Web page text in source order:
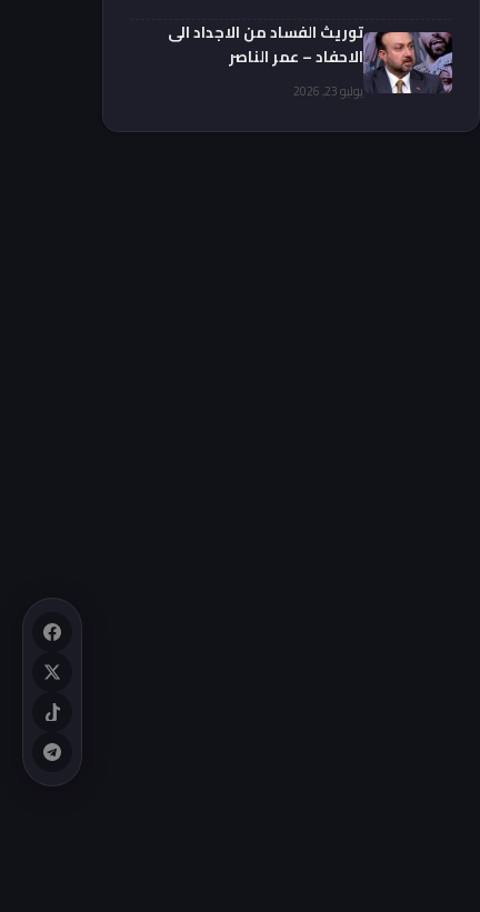
توريث الفساد من الاجداد الى
الاحفاد – عمر الناصر
يوليو 23, 2026